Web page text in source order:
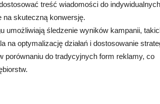
treść wiadomości do indywidualnych
na skuteczną konwersję.
umożliwiają śledzenie wyników kampanii,
optymalizację działań i dostosowanie
porównaniu do tradycyjnych form reklamy, co